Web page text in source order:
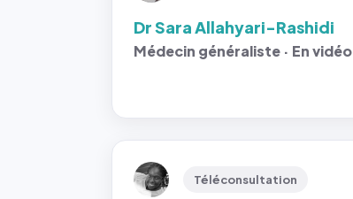
Dr Sara Allahyari-Rashidi
Médecin généraliste · En vidéo
Téléconsultation